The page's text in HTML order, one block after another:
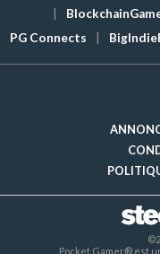
PG Connects
Pocket Gamer® est